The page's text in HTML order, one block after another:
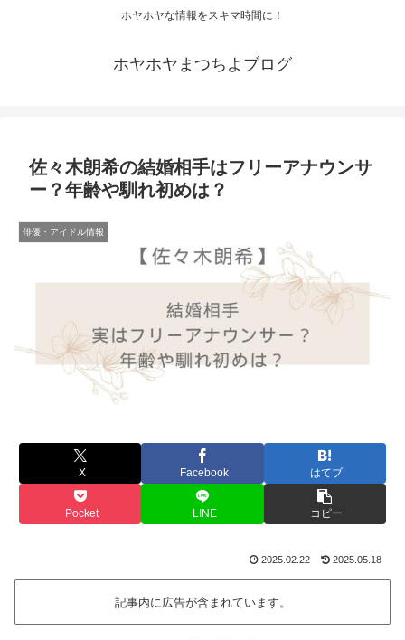
ホヤホヤな情報をスキマ時間に！
ホヤホヤまつちよブログ
佐々木朗希の結婚相手はフリーアナウンサ
ー？年齢や馴れ初めは？
俳優・アイドル情報
X Facebook はてブ
Pocket LINE コピー
2025.02.22 2025.05.18
記事内に広告が含まれています。